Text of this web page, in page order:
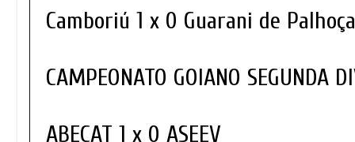
Camboriú 1 x 0 Guarani de
CAMPEONATO GOIANO SEGUNDA
ABECAT 1 x 0 ASEEV